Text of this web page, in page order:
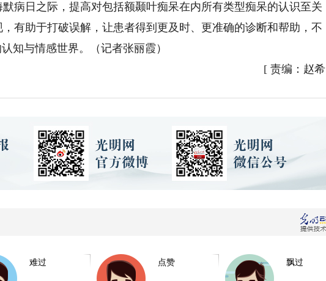
日之际，提高对包括额颞叶痴呆在内所有类型痴呆的认识至关
有助于打破误解，让患者得到更及时、更准确的诊断和帮助，不
知与情感世界。（记者张丽霞）
[ 责编：赵希
难过 点赞 飘过